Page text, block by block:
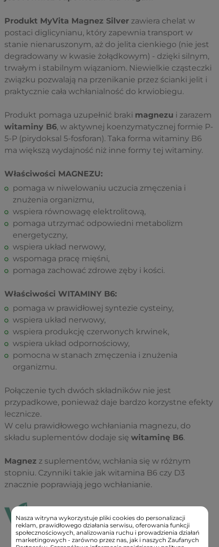
Produkt MyVita Magnez Silver zawiera chelat w
postaci diglicynianu, który zapewnia transport w
stanie nienaruszonym, aż do jelita cienkiego (nie jest
degradowany w kwasie żołądkowym) - dzięki silnym,
trwałym i stabilnym wiązaniom. Niewielkie cząsteczki
związku pozwalają na przenikanie przez ścianki jelit i
praktycznie cała wchłanialność do krwiobiegu.
Produkt pomaga uzupełnić braki magnezu i zarazem
witaminy B6, w aktywnej koenzymatycznej formie P-
5-P (pirydoksal 5-fosforan). Taka forma witaminy B6
ma większą wydajność niż inne formy tej witaminy.
Właściwości MAGNEZU:
pomaga w niwelowaniu uczucia zmęczenia i
znużenia organizmu,
wspiera równowagę elektrolitową,
pomaga utrzymać odpowiedni metabolizm
energetyczny,
wspiera układ nerwowy,
wspomaga pracę mięśni,
pomaga zachować zdrowe zęby i kości.
Właściwości WITAMINY B6:
pomaga w prawidłowej syntezie cysteiny,
wspiera układ nerwowy,
wspiera produkcję czerwonych krwinek,
wspiera układ odpornościowy,
pomocna w stanach zmęczenia i znużenia
organizmu.
Połączenie tych dwóch składników nie jest
przypadkowe, ponieważ daje bardzo korzystne efekty
lecznicze.
W celu prawidłowego wchłaniania magnezu, do
składu suplementów dodaje się witaminę B6.
Magnez z suplementów, wchłania się w różnym
stopniu. Czynniki takie jak witamina B6 czy D3
znacznie poprawiają jego wchłanianie.
Nasza witryna wykorzystuje pliki cookies do personalizacji
reklam, prawidłowego działania serwisu, oferowania funkcji
społecznościowych, analizowania ruchu i prowadzienia działań
marketingowych - zarówno przez nas, jak i naszych Zaufanych